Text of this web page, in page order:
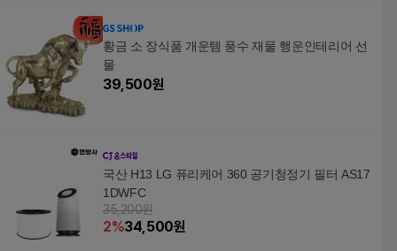
황금 소 장식품 개운템 풍수 재물 행운인테리어 선
물
39,500원
국산 H13 LG 퓨리케어 360 공기청정기 필터 AS17
1DWFC
35,200원
2%34,500원